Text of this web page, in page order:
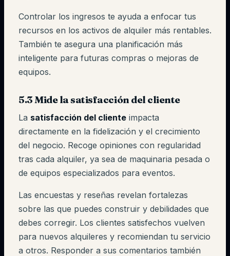
Controlar los ingresos te ayuda a enfocar tus
recursos en los activos de alquiler más rentables.
También te asegura una planificación más
inteligente para futuras compras o mejoras de
equipos.
5.3 Mide la satisfacción del cliente
La satisfacción del cliente impacta
directamente en la fidelización y el crecimiento
del negocio. Recoge opiniones con regularidad
tras cada alquiler, ya sea de maquinaria pesada o
de equipos especializados para eventos.
Las encuestas y reseñas revelan fortalezas
sobre las que puedes construir y debilidades que
debes corregir. Los clientes satisfechos vuelven
para nuevos alquileres y recomiendan tu servicio
a otros. Responder a sus comentarios también